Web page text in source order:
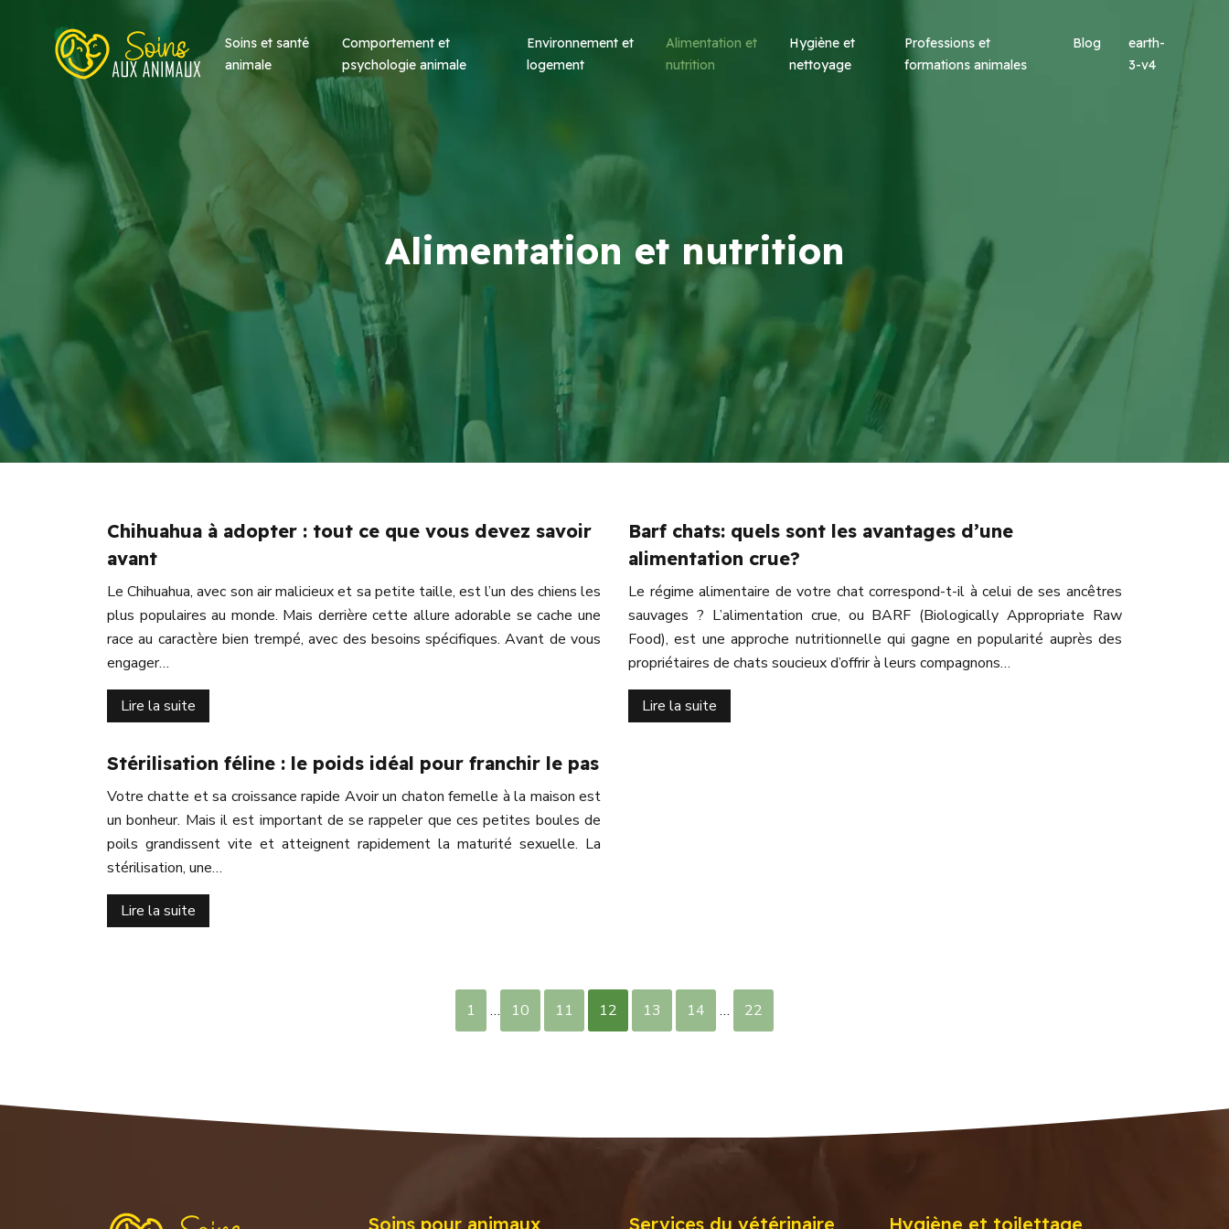
Soins et santé
animale
Comportement et
psychologie animale
Environnement et
logement
Alimentation et
nutrition
Hygiène et
nettoyage
Professions et
formations animales
Blog
earth-
3-v4
Alimentation et nutrition
Chihuahua à adopter : tout ce que vous devez savoir
avant
Le Chihuahua, avec son air malicieux et sa petite taille, est l’un des chiens les
plus populaires au monde. Mais derrière cette allure adorable se cache une
race au caractère bien trempé, avec des besoins spécifiques. Avant de vous
engager…
Lire la suite
Barf chats: quels sont les avantages d’une
alimentation crue?
Le régime alimentaire de votre chat correspond-t-il à celui de ses ancêtres
sauvages ? L’alimentation crue, ou BARF (Biologically Appropriate Raw
Food), est une approche nutritionnelle qui gagne en popularité auprès des
propriétaires de chats soucieux d’offrir à leurs compagnons…
Lire la suite
Stérilisation féline : le poids idéal pour franchir le pas
Votre chatte et sa croissance rapide Avoir un chaton femelle à la maison est
un bonheur. Mais il est important de se rappeler que ces petites boules de
poils grandissent vite et atteignent rapidement la maturité sexuelle. La
stérilisation, une…
Lire la suite
1 … 10 11 12 13 14 … 22
Soins pour animaux Services du vétérinaire Hygiène et toilettage